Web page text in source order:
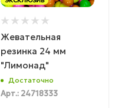
Жевательная
резинка 24 мм
"Лимонад"
Достаточно
Арт.: 24718333